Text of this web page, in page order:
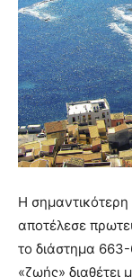
Η
αποτέλεσε
το διάστημα
«ζωής» διαθέτει